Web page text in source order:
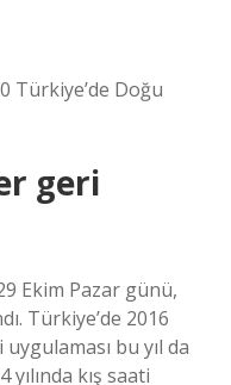
Türkiye’de Doğu
geri
Ekim Pazar günü,
Türkiye’de 2016
uygulaması bu yıl da
kış saati